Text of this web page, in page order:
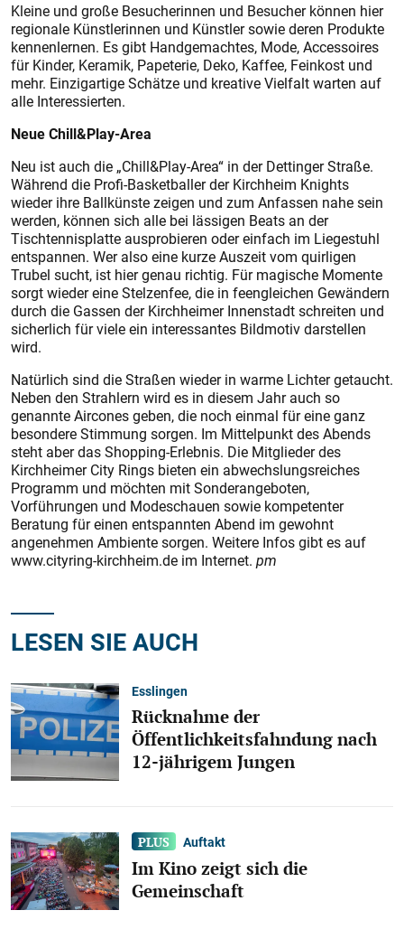
Kleine und große Besucherinnen und Besucher können hier
regionale Künstlerinnen und Künstler sowie deren Produkte
kennenlernen. Es gibt Handgemachtes, Mode, Accessoires
für Kinder, Keramik, Papeterie, Deko, Kaffee, Feinkost und
mehr. Einzigartige Schätze und kreative Vielfalt warten auf
alle Interessierten.
Neue Chill&Play-Area
Neu ist auch die „Chill&Play-Area“ in der Dettinger Straße.
Während die Profi-Basketballer der Kirchheim Knights
wieder ihre Ballkünste zeigen und zum Anfassen nahe sein
werden, können sich alle bei lässigen Beats an der
Tischtennisplatte ausprobieren oder einfach im Liegestuhl
entspannen. Wer also eine kurze Auszeit vom quirligen
Trubel sucht, ist hier genau richtig. Für magische Momente
sorgt wieder eine Stelzenfee, die in feengleichen Gewändern
durch die Gassen der Kirchheimer Innenstadt schreiten und
sicherlich für viele ein interessantes Bildmotiv darstellen
wird.
Natürlich sind die Straßen wieder in warme Lichter getaucht.
Neben den Strahlern wird es in diesem Jahr auch so
genannte Aircones geben, die noch einmal für eine ganz
besondere Stimmung sorgen. Im Mittelpunkt des Abends
steht aber das Shopping-Erlebnis. Die Mitglieder des
Kirchheimer City Rings bieten ein abwechslungsreiches
Programm und möchten mit Sonderangeboten,
Vorführungen und Modeschauen sowie kompetenter
Beratung für einen entspannten Abend im gewohnt
angenehmen Ambiente sorgen. Weitere Infos gibt es auf
www.cityring-kirchheim.de im Internet. pm
LESEN SIE AUCH
Esslingen
Rücknahme der
Öffentlichkeitsfahndung nach
12-jährigem Jungen
Auftakt
Im Kino zeigt sich die
Gemeinschaft